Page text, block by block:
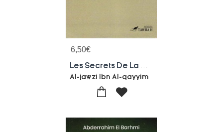
6,50€
Al-jawzi Ibn Al-qayyim